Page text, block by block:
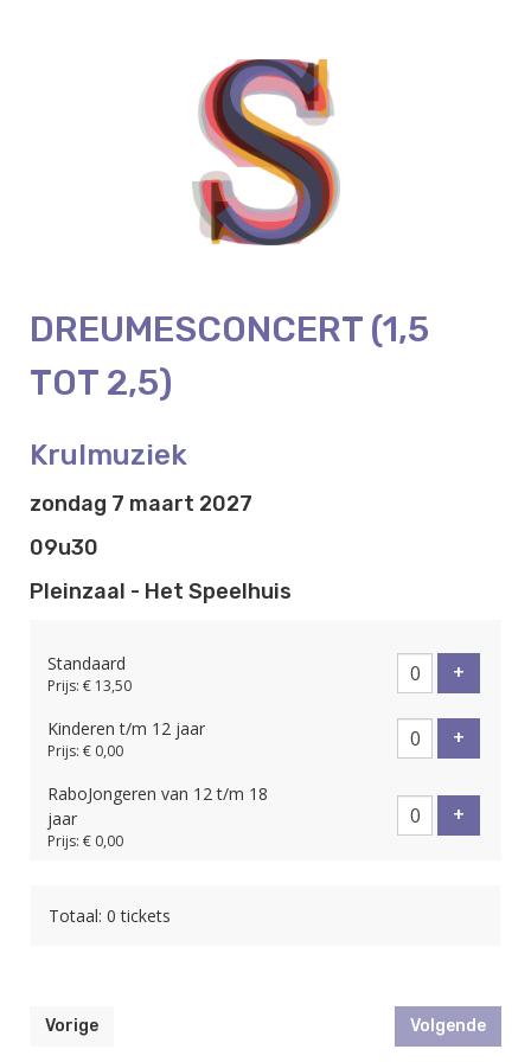
DREUMESCONCERT (1,5
TOT 2,5)
Krulmuziek
zondag 7 maart 2027
09u30
Pleinzaal - Het Speelhuis
Standaard
Prijs: € 13,50
+
Kinderen t/m 12 jaar
Prijs: € 0,00
+
RaboJongeren van 12 t/m 18
jaar
Prijs: € 0,00
+
Totaal: 0 tickets
Vorige Volgende